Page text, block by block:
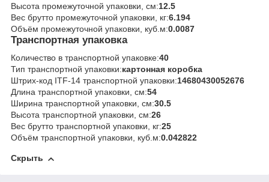
Высота промежуточной упаковки, см:12.5
Вес брутто промежуточной упаковки, кг:6.194
Объём промежуточной упаковки, куб.м:0.0087
Транспортная упаковка
Количество в транспортной упаковке:40
Тип транспортной упаковки:картонная коробка
Штрих-код ITF-14 транспортной упаковки:14680430052676
Длина транспортной упаковки, см:54
Ширина транспортной упаковки, см:30.5
Высота транспортной упаковки, см:26
Вес брутто транспортной упаковки, кг:25
Объём транспортной упаковки, куб.м:0.042822
Скрыть